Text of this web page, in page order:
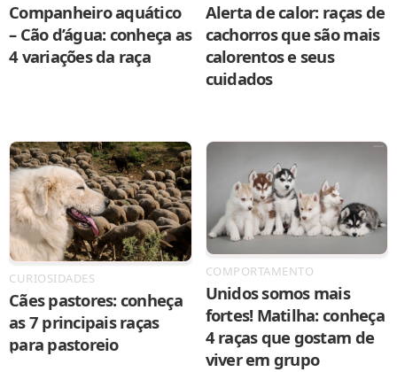
Companheiro aquático
– Cão d’água: conheça as
4 variações da raça
Alerta de calor: raças de
cachorros que são mais
calorentos e seus
cuidados
CURIOSIDADES
Cães pastores: conheça
as 7 principais raças
para pastoreio
COMPORTAMENTO
Unidos somos mais
fortes! Matilha: conheça
4 raças que gostam de
viver em grupo